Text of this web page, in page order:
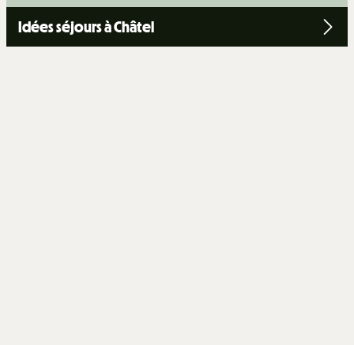
Idées séjours à Châtel